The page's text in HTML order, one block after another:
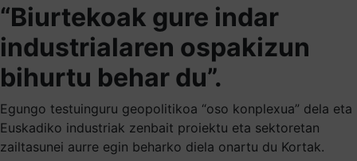
“Biurtekoak gure indar
industrialaren ospakizun
bihurtu behar du”.
Egungo testuinguru geopolitikoa “oso konplexua” dela eta
Euskadiko industriak zenbait proiektu eta sektoretan
zailtasunei aurre egin beharko diela onartu du Kortak.